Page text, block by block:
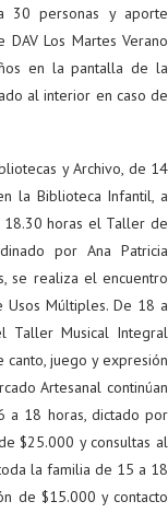
30 personas y aporte
Los Martes Verano
en la pantalla de la
al interior en caso de
y Archivo, de 14
la Biblioteca Infantil, a
horas el Taller de
por Ana Patricia
se realiza el encuentro
Múltiples. De 18 a
Taller Musical Integral
canto, juego y expresión
Artesanal continúan
a 18 horas, dictado por
$25.000 y consultas al
la familia de 15 a 18
de $15.000 y contacto